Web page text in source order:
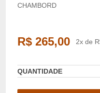
CHAMBORD
R$ 265,00 2x de
QUANTIDADE